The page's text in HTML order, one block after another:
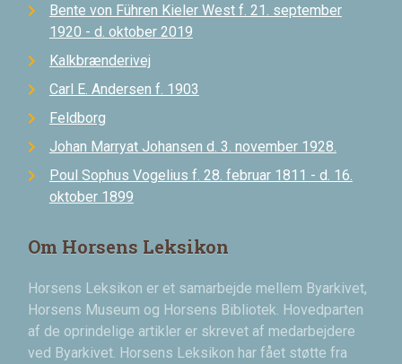
Bente von Führen Kieler West f. 21. september
1920 - d. oktober 2019
Kalkbrænderivej
Carl E. Andersen f. 1903
Feldborg
Johan Marryat Johansen d. 3. november 1928.
Poul Sophus Vogelius f. 28. februar 1811 - d. 16.
oktober 1899
Om Horsens Leksikon
Horsens Leksikon er et samarbejde mellem Byarkivet,
Horsens Museum og Horsens Bibliotek. Hovedparten
af de oprindelige artikler er skrevet af medarbejdere
ved Byarkivet. Horsens Leksikon har fået støtte fra